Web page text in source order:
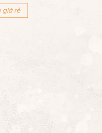
giá rẻ